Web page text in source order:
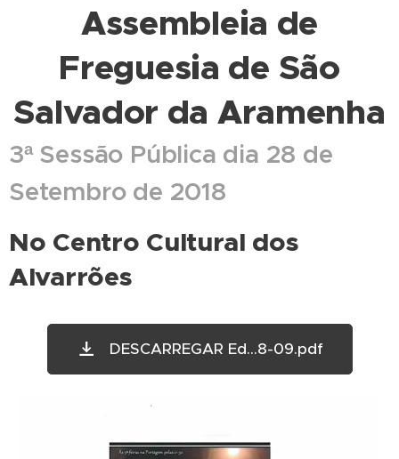
Assembleia de
Freguesia de São
Salvador da Aramenha
3ª Sessão Pública dia 28 de
Setembro de 2018
No Centro Cultural dos
Alvarrões
DESCARREGAR Ed...8-09.pdf